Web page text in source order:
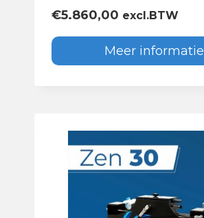
€5.860,00 excl.BTW
Meer informatie